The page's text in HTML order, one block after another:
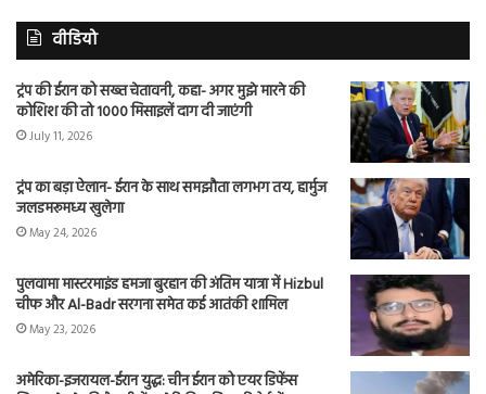
वीडियो
ट्रंप की ईरान को सख्त चेतावनी, कहा- अगर मुझे मारने की
कोशिश की तो 1000 मिसाइलें दाग दी जाएंगी
July 11, 2026
ट्रंप का बड़ा ऐलान- ईरान के साथ समझौता लगभग तय, हार्मुज
जलडमरूमध्य खुलेगा
May 24, 2026
पुलवामा मास्टरमाइंड हमजा बुरहान की अंतिम यात्रा में Hizbul
चीफ और Al-Badr सरगना समेत कई आतंकी शामिल
May 23, 2026
अमेरिका-इजरायल-ईरान युद्ध: चीन ईरान को एयर डिफेंस